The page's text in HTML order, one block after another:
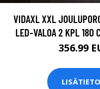
VIDAXL XXL
LED-VALOA 2 KPL 180
356.99